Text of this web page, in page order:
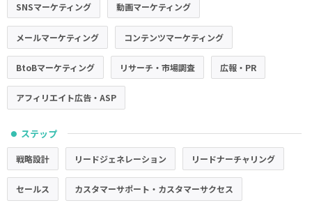
SNSマーケティング 動画マーケティング
メールマーケティング コンテンツマーケティング
BtoBマーケティング リサーチ・市場調査 広報・PR
アフィリエイト広告・ASP
● ステップ
戦略設計 リードジェネレーション リードナーチャリング
セールス カスタマーサポート・カスタマーサクセス